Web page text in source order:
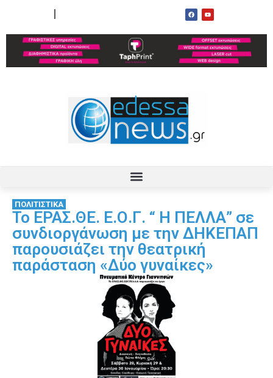
ΠΟΛΙΤΙΣΤΙΚΑ
Το ΕΡΑΣ.ΘΕ. Ε.Ο.Γ. “ Η ΠΕΛΛΑ” σε
συνδιοργάνωση με την ΔΗΚΕΠΑΠ
παρουσιάζει την θεατρική
παράσταση «Δύο γυναίκες»